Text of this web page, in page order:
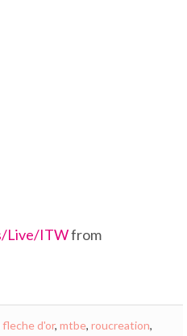
Live/ITWfrom
fleche d'or, mtbe, roucreation,